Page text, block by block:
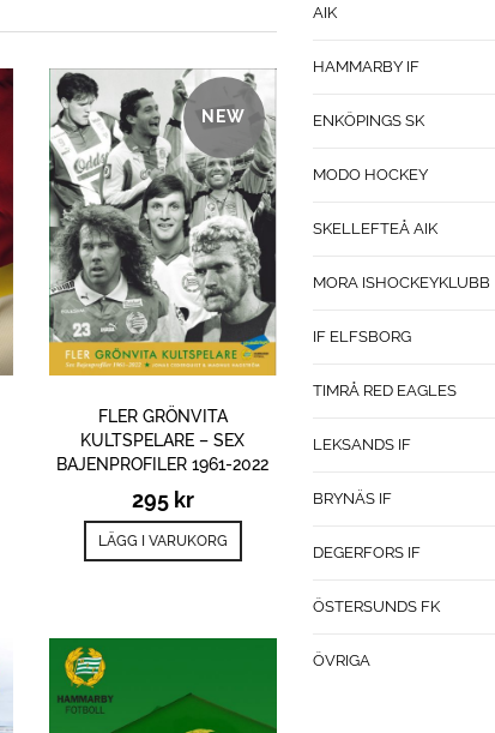
NEW
FLER GRÖNVITA
KULTSPELARE – SEX
BAJENPROFILER 1961-2022
295 kr
LÄGG I VARUKORG
AIK
HAMMARBY IF
ENKÖPINGS SK
MODO HOCKEY
SKELLEFTEÅ AIK
MORA ISHOCKEYKLUBB
IF ELFSBORG
TIMRÅ RED EAGLES
LEKSANDS IF
BRYNÄS IF
DEGERFORS IF
ÖSTERSUNDS FK
ÖVRIGA